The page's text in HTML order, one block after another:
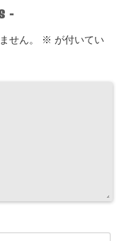
-
せん。 ※ が付いてい